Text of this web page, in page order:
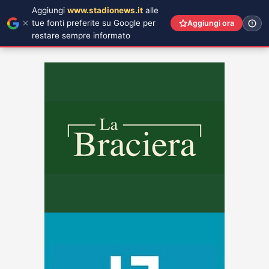
Aggiungi www.stadionews.it alle
tue fonti preferite su Google per
restare sempre informato
Aggiungi ora